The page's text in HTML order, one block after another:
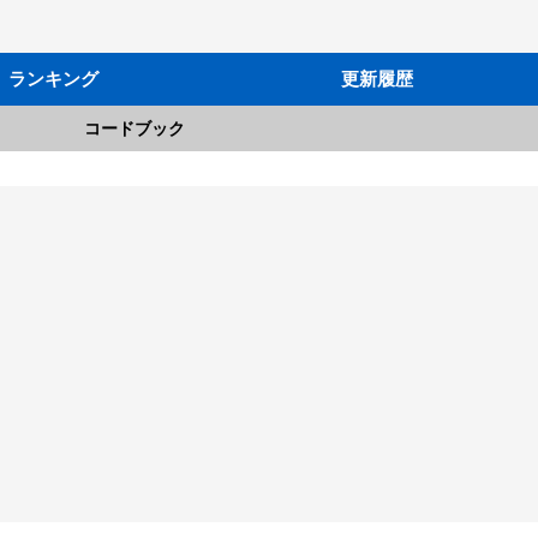
ランキング 更新履歴
コードブック